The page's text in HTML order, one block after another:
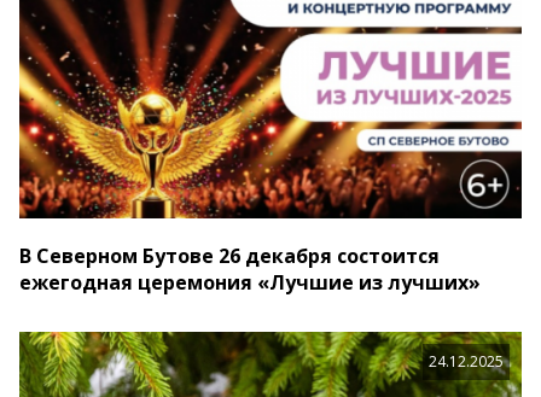
В Северном Бутове 26 декабря состоится
ежегодная церемония «Лучшие из лучших»
24.12.2025